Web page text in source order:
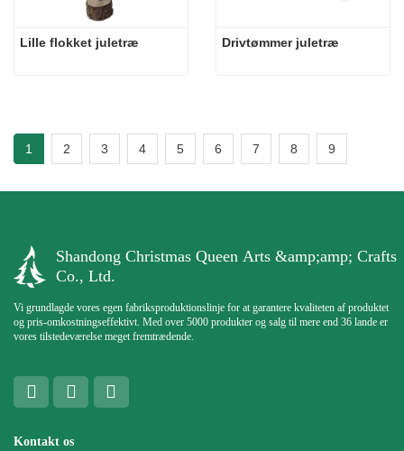
Lille flokket juletræ Drivtømmer juletræ
1 2 3 4 5 6 7 8 9
Shandong Christmas Queen Arts &amp;amp; Crafts
Co., Ltd.
Vi grundlagde vores egen fabriksproduktionslinje for at garantere kvaliteten af ​​produktet
og pris-omkostningseffektivt. Med over 5000 produkter og salg til mere end 36 lande er
vores tilstedeværelse meget fremtrædende.
Kontakt os